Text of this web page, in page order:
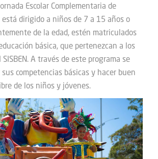
Escolar Complementaria de
está dirigido a niños de 7 a 15 años o
de la edad, estén matriculados
básica, que pertenezcan a los
A través de este programa se
competencias básicas y hacer buen
de los niños y jóvenes.